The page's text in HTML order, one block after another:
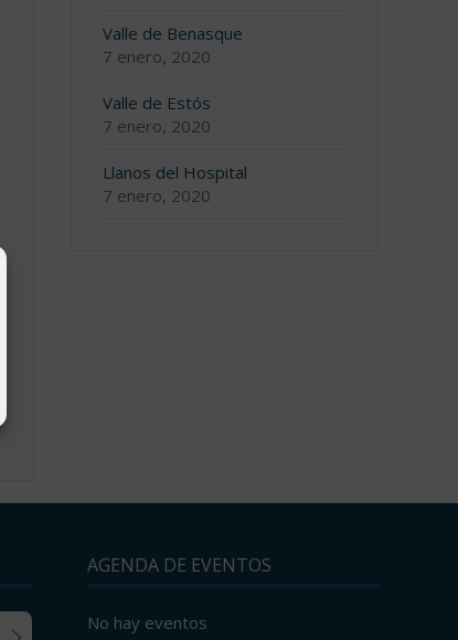
Valle de Benasque
7 enero, 2020
Valle de Estós
7 enero, 2020
Llanos del Hospital
7 enero, 2020
AGENDA DE EVENTOS
No hay eventos